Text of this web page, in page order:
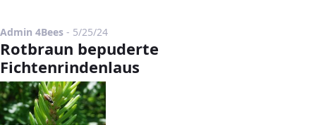
Admin 4Bees - Published Date
5/25/24
Rotbraun bepuderte
Fichtenrindenlaus